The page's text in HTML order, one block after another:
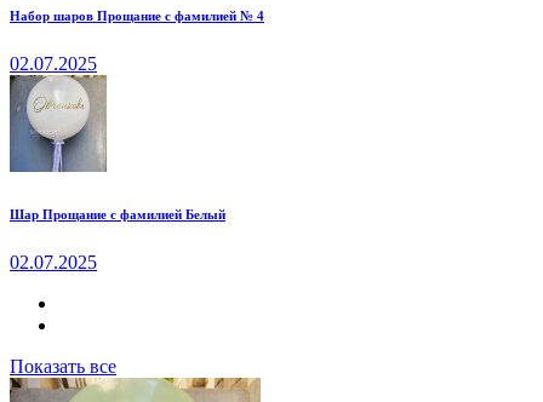
Набор шаров Прощание с фамилией № 4
02.07.2025
Шар Прощание с фамилией Белый
02.07.2025
Показать все